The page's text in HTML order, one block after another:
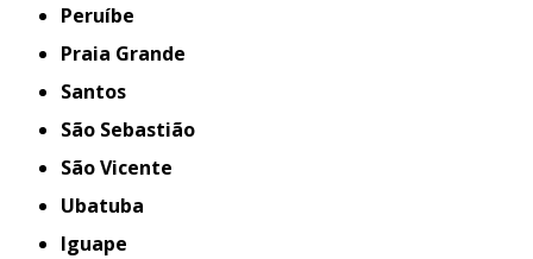
Peruíbe
Praia Grande
Santos
São Sebastião
São Vicente
Ubatuba
iguape